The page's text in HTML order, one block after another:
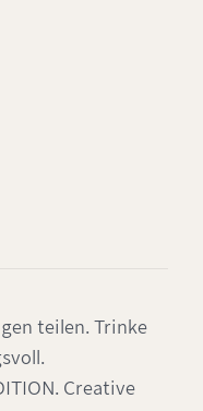
teilen. Trinke
Creative